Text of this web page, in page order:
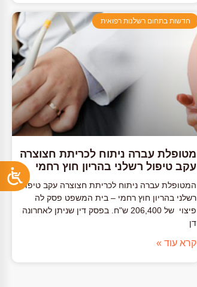
חדשות בתחום רשלנות רפואית
מטופלת עברה ניתוח לכריתת חצוצרה
עקב טיפול רשלני בהריון חוץ רחמי
המטופלת עברה ניתוח לכריתת חצוצרה עקב טיפול
רשלני בהריון חוץ רחמי – בית המשפט פסק לה
פיצוי של 206,400 ש"ח. בפסק דין שניתן לאחרונה
דן
קרא עוד »